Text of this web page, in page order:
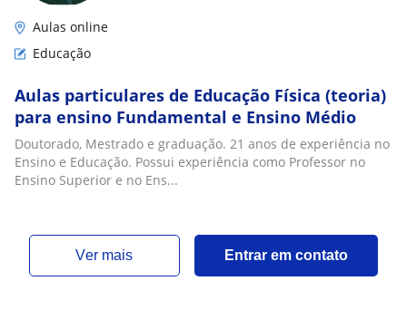
Aulas online
Educação
Aulas particulares de Educação Física (teoria)
para ensino Fundamental e Ensino Médio
Doutorado, Mestrado e graduação. 21 anos de experiência no
Ensino e Educação. Possui experiência como Professor no
Ensino Superior e no Ens...
ver mais Entrar em contato